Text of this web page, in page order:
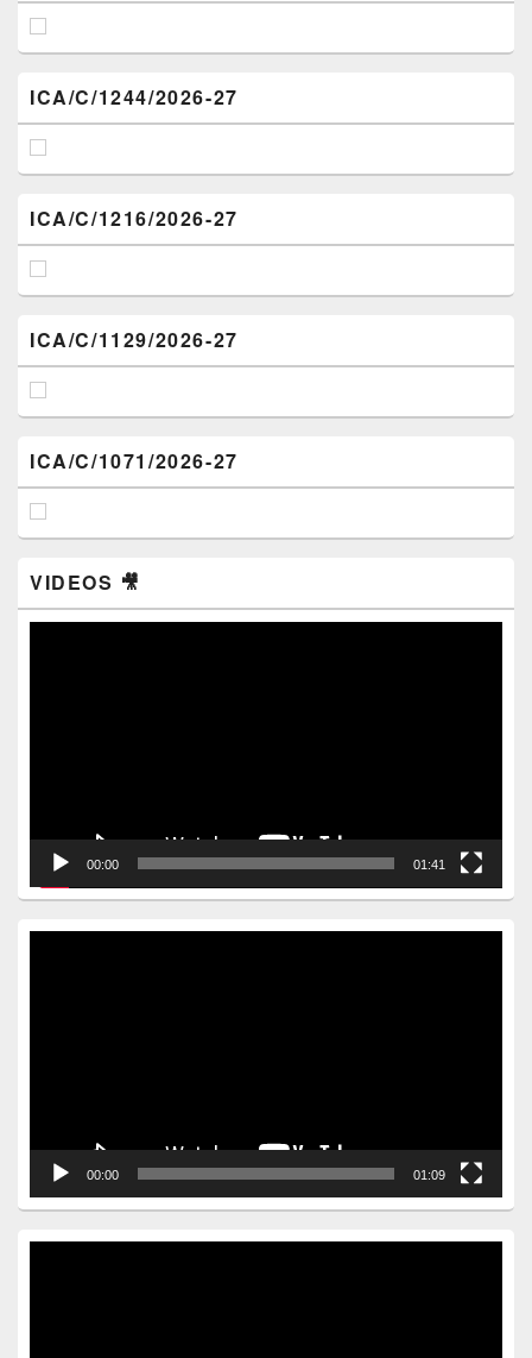
ICA/C/1244/2026-27
ICA/C/1216/2026-27
ICA/C/1129/2026-27
ICA/C/1071/2026-27
VIDEOS 🎥
00:00 01:41
00:00 01:09